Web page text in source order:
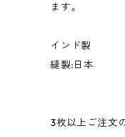
ます。
インド製
縫製:日本
3枚以上ご注文